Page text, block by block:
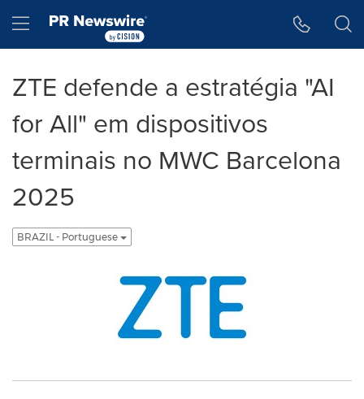
Hamburger menu
ZTE defende a estratégia "AI
for All" em dispositivos
terminais no MWC Barcelona
2025
BRAZIL - Portuguese